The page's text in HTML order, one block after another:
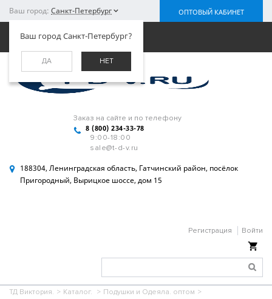
Ваш город: Санкт-Петербург
Ваш город Санкт-Петербург?
ДА НЕТ
ОПТОВЫЙ КАБИНЕТ
Заказ на сайте и по телефону
8 (800) 234-33-78
9:00-18:00
sale@t-d-v.ru
188304, Ленинградская область, Гатчинский район, посёлок
Пригородный, Вырицкое шоссе, дом 15
Регистрация Войти
Меню
ТД Виктория. > Каталог. > Подушки и Одеяла. оптом >